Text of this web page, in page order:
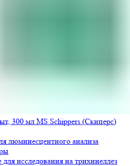
300 мл MS Schippers (Скиперс)
люминесцентного анализа
исследования на трихинеллез